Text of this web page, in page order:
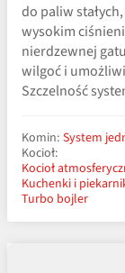
do paliw
wysokim
nierdzewnej
wilgoć i
Szczelność
Komin: System
Kocioł:
Kocioł
Kuchenki i
Turbo bojler